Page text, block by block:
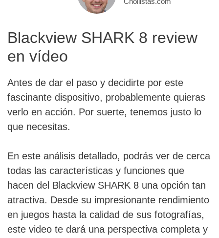
Blackview SHARK 8 review
en vídeo
Antes de dar el paso y decidirte por este
fascinante dispositivo, probablemente quieras
verlo en acción. Por suerte, tenemos justo lo
que necesitas.
En este análisis detallado, podrás ver de cerca
todas las características y funciones que
hacen del Blackview SHARK 8 una opción tan
atractiva. Desde su impresionante rendimiento
en juegos hasta la calidad de sus fotografías,
este video te dará una perspectiva completa y